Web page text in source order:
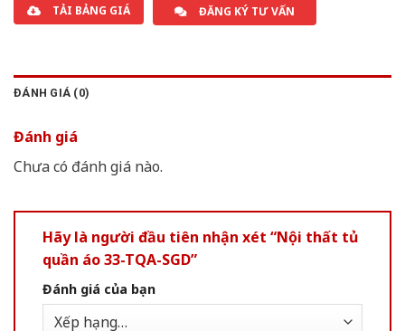
TẢI BẢNG GIÁ ĐĂNG KÝ TƯ VẤN
ĐÁNH GIÁ (0)
Đánh giá
Chưa có đánh giá nào.
Hãy là người đầu tiên nhận xét “Nội thất tủ
quần áo 33-TQA-SGD”
Đánh giá của bạn